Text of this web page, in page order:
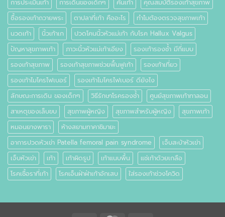
การประเมินเท้า
การเดินของเด็กๆ คันเท้า
คุณสมบัติรองเท้าสุขภาพ
ซื้อรองเท้าถวายพระ
ตาปลาที่เท้า คืออะไร
ทำไมต้องตรวจสุขภาพเท้า
นวดเท้า
นิ้วเท้าเก
ปวดโคนนิ้วหัวแม่เท้า กับโรค Hallux Valgus
ปัญหาสุขภาพเท้า
ภาวะนิ้วหัวแม่เท้าเอียง
รองเท้ารองช้ำ มีกี่แบบ
รองเท้าสุขภาพ
รองเท้าสุขภาพช่วยฟื้นฟูเท้า
รองเท้าเที่ยว
รองเท้าไมโครไฟเบอร์
รองเท้าไมโครไฟเบอร์ ดียังไง
ลักษณะการเดิน ของเด็กๆ
วิธีรักษาโรครองช้ำ
ศูนย์สุขภาพเท้าทาลอน
สาเหตุของเล็บขบ
สุขภาพผู้หญิง สุขภาพสำหรับผู้หญิง
สุขภาพเท้า
หมอนยางพารา
ห้างสยามทาคาชิมายะ
อาการปวดหัวเข่า Patella femoral pain syndrome
เจ็บสะบ้าหัวเข่า
เจ็บหัวเข่า
เท้า เท้าผิดรูป เท้าแนบพื้น
แช่เท้าด้วยเกลือ
โรคเชื้อราที่เท้า
โรคเอ็นฝ่าฝ่าเท้าอักเสบ ใส่รองเท้าช่วงโควิด